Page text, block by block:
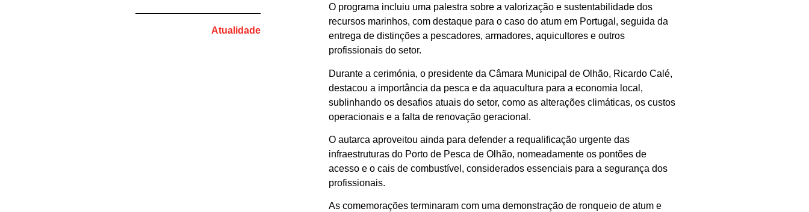
Atualidade
O programa incluiu uma palestra sobre a valorização e sustentabilidade dos
recursos marinhos, com destaque para o caso do atum em Portugal, seguida da
entrega de distinções a pescadores, armadores, aquicultores e outros
profissionais do setor.
Durante a cerimónia, o presidente da Câmara Municipal de Olhão, Ricardo Calé,
destacou a importância da pesca e da aquacultura para a economia local,
sublinhando os desafios atuais do setor, como as alterações climáticas, os custos
operacionais e a falta de renovação geracional.
O autarca aproveitou ainda para defender a requalificação urgente das
infraestruturas do Porto de Pesca de Olhão, nomeadamente os pontões de
acesso e o cais de combustível, considerados essenciais para a segurança dos
profissionais.
As comemorações terminaram com uma demonstração de ronqueio de atum e